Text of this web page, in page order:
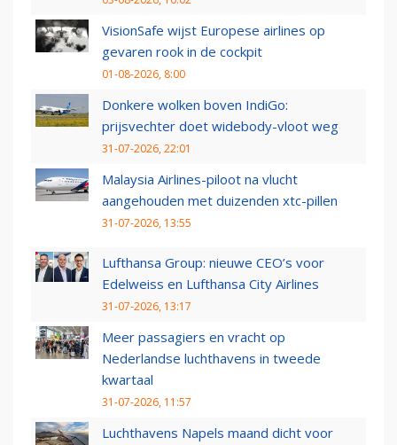
VisionSafe wijst Europese airlines op
gevaren rook in de cockpit
01-08-2026, 8:00
Donkere wolken boven IndiGo:
prijsvechter doet widebody-vloot weg
31-07-2026, 22:01
Malaysia Airlines-piloot na vlucht
aangehouden met duizenden xtc-pillen
31-07-2026, 13:55
Lufthansa Group: nieuwe CEO’s voor
Edelweiss en Lufthansa City Airlines
31-07-2026, 13:17
Meer passagiers en vracht op
Nederlandse luchthavens in tweede
kwartaal
31-07-2026, 11:57
Luchthavens Napels maand dicht voor